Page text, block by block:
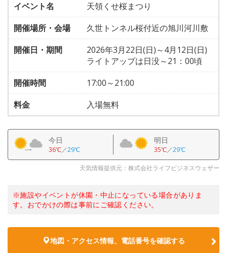
イベント名
天領くせ桜まつり
開催場所・会場
久世トンネル桜付近の旭川河川敷
開催日・期間
2026年3月22日(日)～4月12日(日)
ライトアップは日没～21：00頃
開催時間
17:00～21:00
料金
入場無料
今日
36℃／29℃
明日
35℃／29℃
天気情報提供元：株式会社ライフビジネスウェザー
※施設やイベントが休園・中止になっている場合がありま
す。おでかけの際は事前にご確認ください。
地図・アクセス情報、電話番号を確認する